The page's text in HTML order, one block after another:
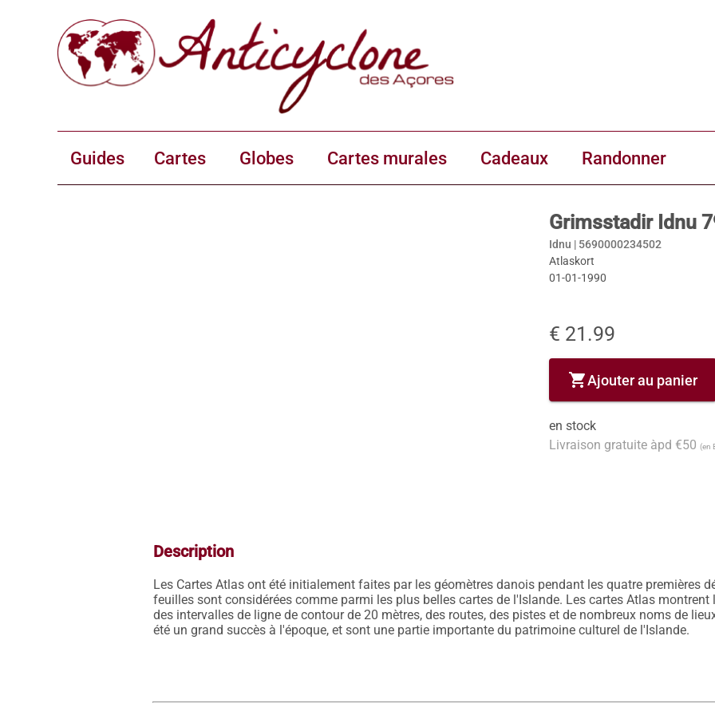
Guides Cartes Globes Cartes murales Cadeaux Randonner
Grimsstadir Idnu
Idnu | 5690000234502
Atlaskort
01-01-1990
€ 21.99
shopping_cartAjouter au panier
en stock
Livraison gratuite àpd €50 (en
Description
Les Cartes Atlas ont été initialement faites par les géomètres danois pendant les quatre premières
feuilles sont considérées comme parmi les plus belles cartes de l'Islande. Les cartes Atlas
des intervalles de ligne de contour de 20 mètres, des routes, des pistes et de nombreux noms de
été un grand succès à l'époque, et sont une partie importante du patrimoine culturel de l'Islande.